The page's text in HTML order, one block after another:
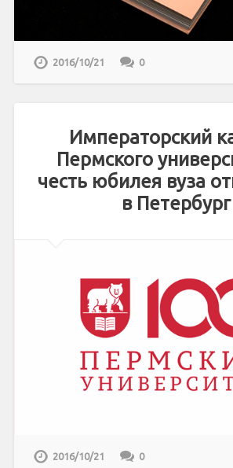
2016/10/21 0
Императорский
Пермского
честь юбилея вуза
в Петербург
2016/10/21 0